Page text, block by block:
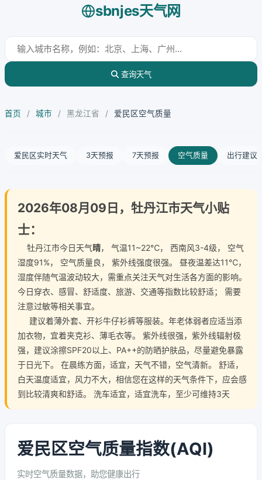
sbnjes天气网
查询天气
首页 / 城市 / 黑龙江省 / 爱民区空气质量
爱民区实时天气 3天预报 7天预报 空气质量 出行建议
2026年08月09日，牡丹江市天气小贴
士：
牡丹江市今日天气晴， 气温11~22℃， 西南风3-4级， 空气
湿度91%， 空气质量良， 紫外线强度很强。 昼夜温差达11℃，
湿度伴随气温波动较大，需重点关注天气对生活各方面的影响。
今日穿衣、感冒、舒适度、旅游、交通等指数比较舒适； 需要
注意过敏等相关事宜。
建议着薄外套、开衫牛仔衫裤等服装。年老体弱者应适当添
加衣物，宜着夹克衫、薄毛衣等。 紫外线很强，紫外线辐射极
强，建议涂擦SPF20以上、PA++的防晒护肤品，尽量避免暴露
于日光下。 在晨练方面，适宜，天气不错，空气清新。 舒适，
白天温度适宜，风力不大，相信您在这样的天气条件下，应会感
到比较清爽和舒适。 洗车适宜，适宜洗车，至少可维持3天
爱民区空气质量指数(AQI)
实时空气质量数据，助您健康出行